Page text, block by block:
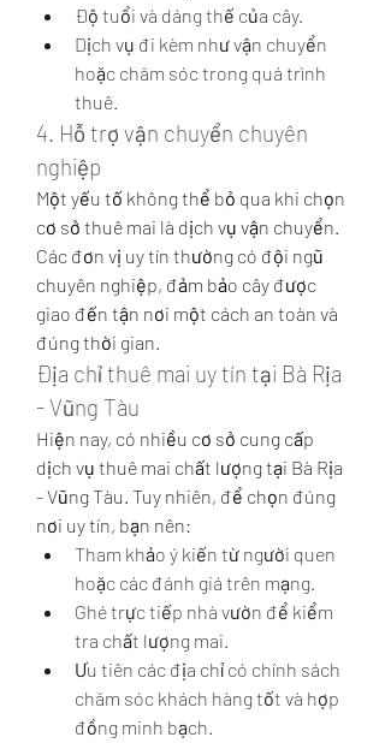
Độ tuổi và dáng thế của cây.
Dịch vụ đi kèm như vận chuyển
hoặc chăm sóc trong quá trình
thuê.
4. Hỗ trợ vận chuyển chuyên
nghiệp
Một yếu tố không thể bỏ qua khi chọn
cơ sở thuê mai là dịch vụ vận chuyển.
Các đơn vị uy tín thường có đội ngũ
chuyên nghiệp, đảm bảo cây được
giao đến tận nơi một cách an toàn và
đúng thời gian.
Địa chỉ thuê mai uy tín tại Bà Rịa
- Vũng Tàu
Hiện nay, có nhiều cơ sở cung cấp
dịch vụ thuê mai chất lượng tại Bà Rịa
- Vũng Tàu. Tuy nhiên, để chọn đúng
nơi uy tín, bạn nên:
Tham khảo ý kiến từ người quen
hoặc các đánh giá trên mạng.
Ghé trực tiếp nhà vườn để kiểm
tra chất lượng mai.
Ưu tiên các địa chỉ có chính sách
chăm sóc khách hàng tốt và hợp
đồng minh bạch.